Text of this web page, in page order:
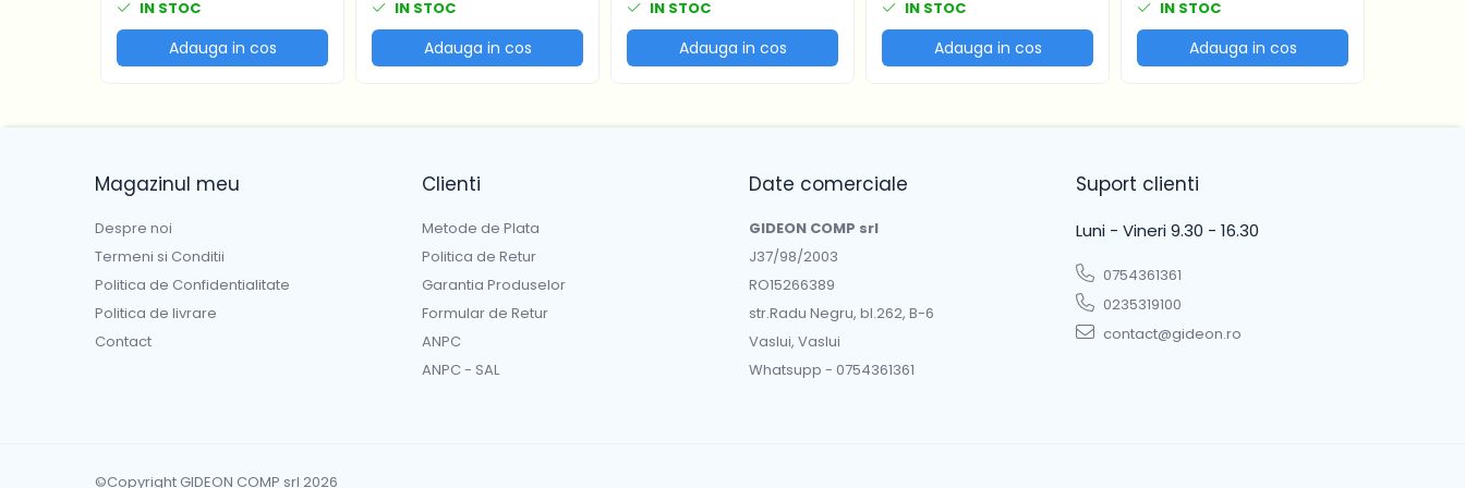
Dyson V6 Slim Extra
Dyson V6 Slim Origin
Dyson V6 Slim Pro
IN STOC
Adauga in cos
IN STOC
Adauga in cos
IN STOC
Adauga in cos
IN STOC
Adauga in cos
IN STOC
Adauga in cos
Magazinul meu
Despre noi
Termeni si Conditii
Politica de Confidentialitate
Politica de livrare
Contact
Clienti
Metode de Plata
Politica de Retur
Garantia Produselor
Formular de Retur
ANPC
ANPC - SAL
Date comerciale
GIDEON COMP srl
J37/98/2003
RO15266389
str.Radu Negru, bl.262, B-6
Vaslui, Vaslui
Whatsupp - 0754361361
Suport clienti
Luni - Vineri 9.30 - 16.30
0754361361
0235319100
contact@gideon.ro
©Copyright GIDEON COMP srl 2026